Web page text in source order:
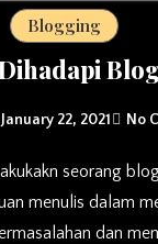
Blogging
January 22, 2021 No
menulis dalam
dan